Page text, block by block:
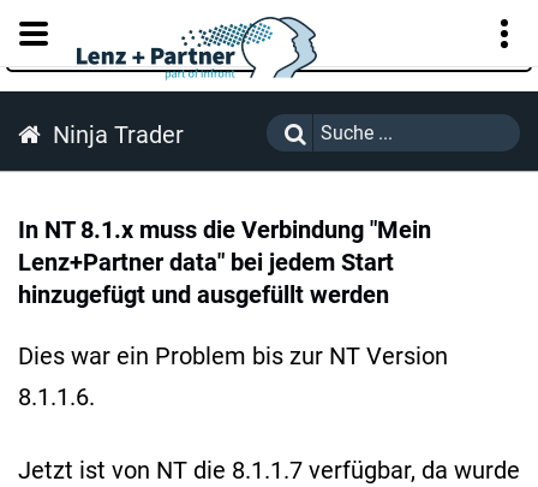
KUNDENPORTAL
Ninja Trader
In NT 8.1.x muss die Verbindung "Mein
Lenz+Partner data" bei jedem Start
hinzugefügt und ausgefüllt werden
Dies war ein Problem bis zur NT Version
8.1.1.6.
Jetzt ist von NT die 8.1.1.7 verfügbar, da wurde